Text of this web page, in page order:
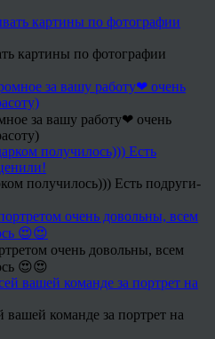
картины по фотографии
за вашу работу❤ очень
получилось))) Есть подруги-
очень довольны, всем
😍😍
вашей команде за портрет на